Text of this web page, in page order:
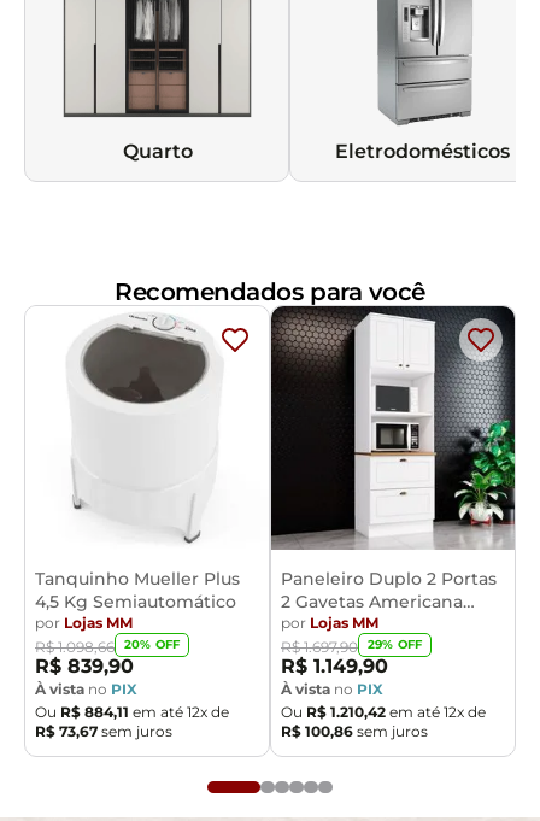
Quarto Eletrodomésticos
Recomendados para você
Tanquinho Mueller Plus
4,5 Kg Semiautomático
por Lojas MM
R$ 1.098,66 20% OFF
R$ 839,90
À vista no PIX
Ou R$ 884,11 em até 12x de
R$ 73,67 sem juros
Paneleiro Duplo 2 Portas
2 Gavetas Americana
Henn
por Lojas MM
R$ 1.697,90 29% OFF
R$ 1.149,90
À vista no PIX
Ou R$ 1.210,42 em até 12x de
R$ 100,86 sem juros